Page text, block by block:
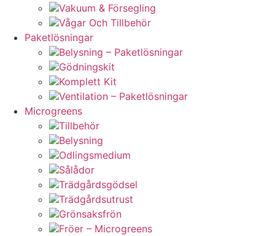
Vakuum & Försegling
Vågar Och Tillbehör
Paketlösningar
Belysning – Paketlösningar
Gödningskit
Komplett Kit
Ventilation – Paketlösningar
Microgreens
Tillbehör
Belysning
Odlingsmedium
Sålådor
Trädgårdsgödsel
Trädgårdsutrust
Grönsaksfrön
Fröer – Microgreens